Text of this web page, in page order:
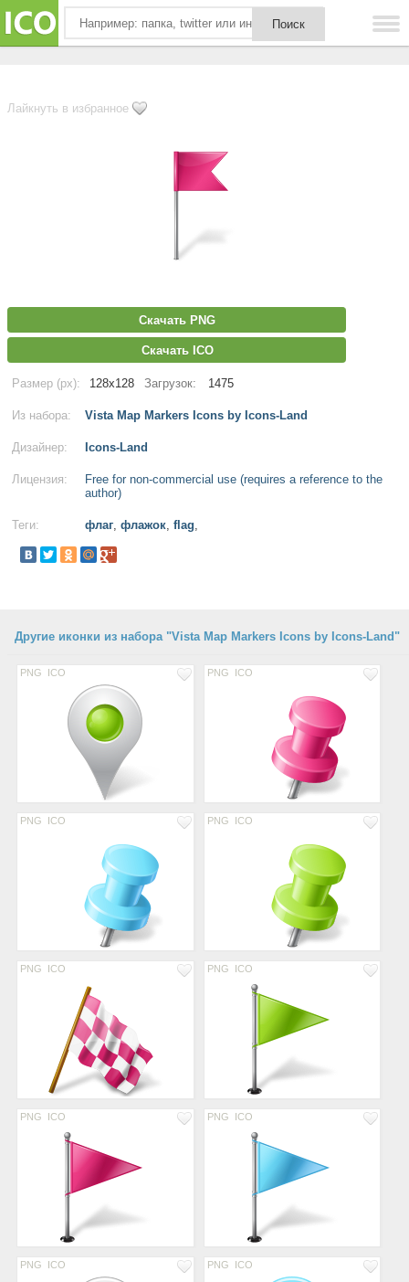
Лайкнуть в избранное
Скачать PNG
Скачать ICO
Размер (px): 128x128 Загрузок: 1475
Из набора: Vista Map Markers Icons by Icons-Land
Дизайнер: Icons-Land
Лицензия:
Free for non-commercial use (requires a reference to the
author)
Теги: флаг, флажок, flag,
Другие иконки из набора "Vista Map Markers Icons by Icons-Land"
PNG ICO PNG ICO
PNG ICO PNG ICO
PNG ICO PNG ICO
PNG ICO PNG ICO
PNG ICO PNG ICO